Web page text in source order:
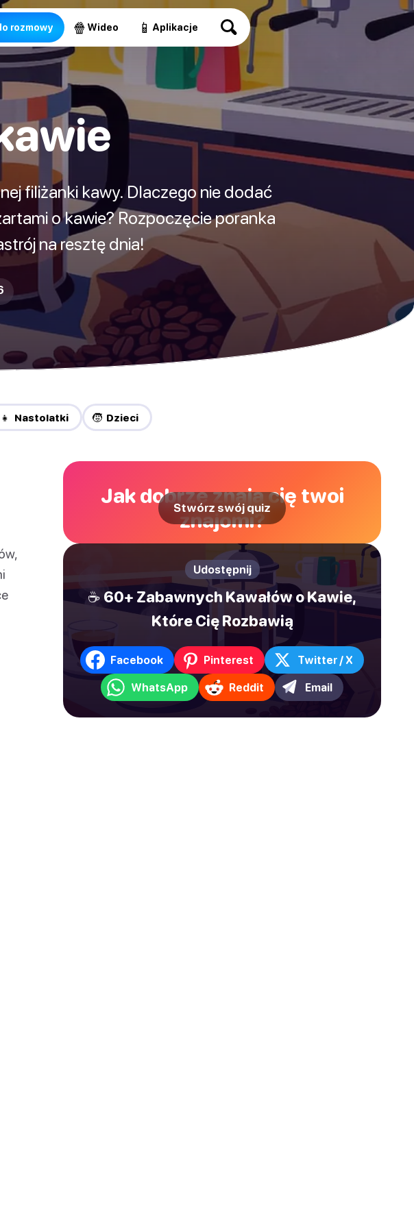
rozmowy 🍿 Wideo 📱 Aplikacje
filiżanki kawy. Dlaczego nie dodać
o kawie? Rozpoczęcie poranka
na resztę dnia!
Nastolatki 🧒 Dzieci
Jak dobrze znają cię twoi
znajomi?
Stwórz swój quiz
Udostępnij
☕ 60+ Zabawnych Kawałów o Kawie,
Które Cię Rozbawią
Facebook Pinterest Twitter / X
WhatsApp Reddit Email